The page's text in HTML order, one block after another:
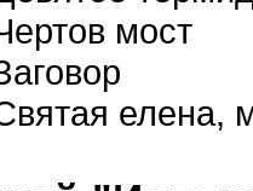
мост
елена,